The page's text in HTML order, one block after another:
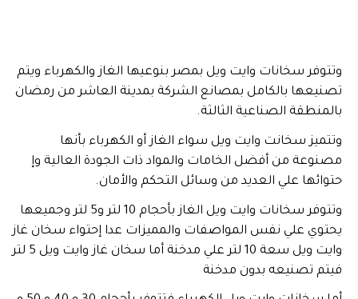
وتتوفر سخانات وايت ويل بمصر بنوعيها الغاز والكهرباء ويتم
تصنيعها بالكامل بمصانع الشركة بمدينة العاشر من رمضان
بالمنطقة الصناعية الثالثة.
وتتميز سخانت وايت ويل سواء الغاز أو الكهرباء بأنها
مصنوعة من أفضل الخامات والمواد ذات الجودة العالية وإ
حتوائها علي العديد من وسائل التحكم والأمان.
وتتوفر سخانات وايت ويل الغاز بأحجام 10 لتر و5 لتر وجميعها
يحتوي علي نفس المواصفات والمميزات عدا إحتواء سخان غاز
وايت ويل سعة 10 لتر علي مدخنة أما سخان غاز وايت ويل 5 لتر
فيتم تصنيعه بدون مدخنة